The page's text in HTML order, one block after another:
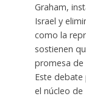
Graham,
Israel y
como la
sostienen
promesa de
Este
el núcleo de